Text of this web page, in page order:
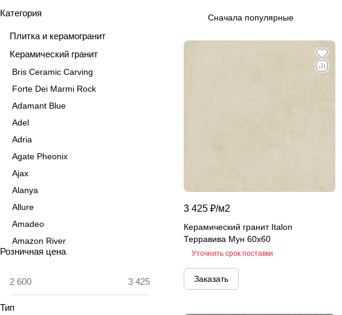
Сначала популярные
3 425 ₽/м2
Керамический гранит Italon
Терравива Мун 60х60
Уточнить срок поставки
Заказать
Категория
Плитка и керамогранит
Керамический гранит
Bris Ceramic Carving
Forte Dei Marmi Rock
Adamant Blue
Adel
Adria
Agate Pheonix
Ajax
Alanya
Allure
Amadeo
Amazon River
Amber Agate
Antiquewood
Розничная цена
Тип